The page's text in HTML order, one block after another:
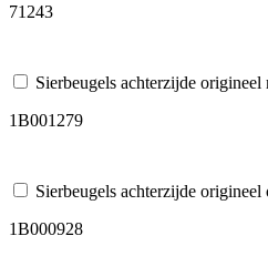
71243
Sierbeugels achterzijde origineel
1B001279
Sierbeugels achterzijde origineel
1B000928